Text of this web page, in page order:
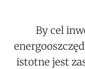
By cel
istotne jest